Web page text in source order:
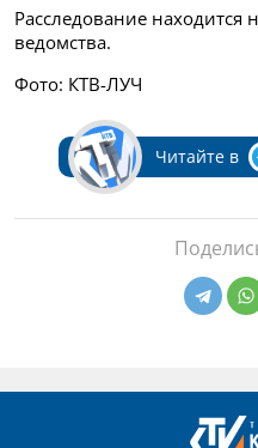
Расследование находится
ведомства.
Фото: КТВ-ЛУЧ
Читайте в